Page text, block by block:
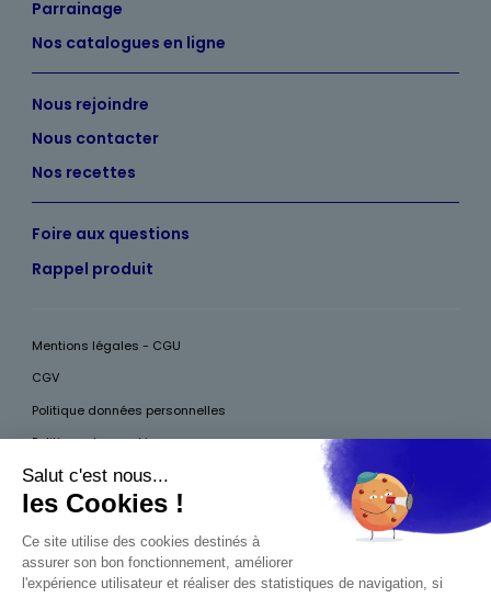
Parrainage
Nos catalogues en ligne
Nous rejoindre
Nous contacter
Nos recettes
Foire aux questions
Rappel produit
Mentions légales - CGU
CGV
Politique données personnelles
Politique des cookies
Accessibilité
Pour votre santé, mangez au moins cinq fruits et légumes par jour, plus
d’infos surwww.mangerbouger.fr